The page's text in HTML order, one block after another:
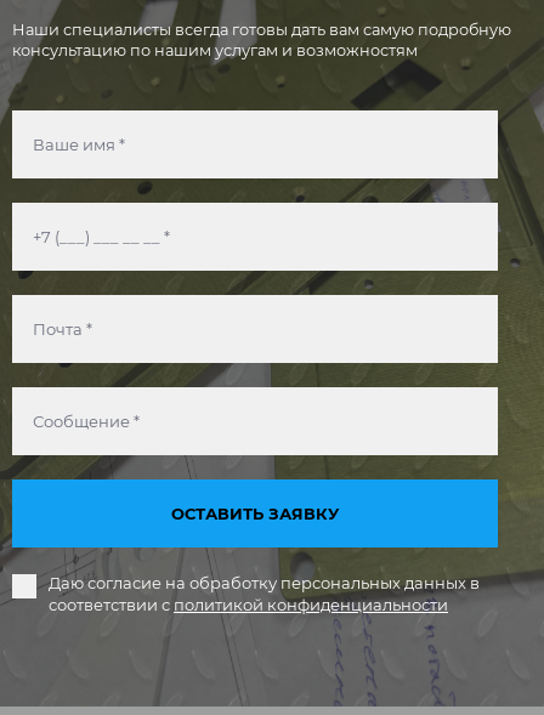
Наши специалисты всегда готовы дать вам самую подробную
консультацию по нашим услугам и возможностям
ОСТАВИТЬ ЗАЯВКУ
Даю согласие на обработку персональных данных в
соответствии с политикой конфиденциальности